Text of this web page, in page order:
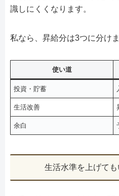
識しにくくなります。
私なら、昇給分は3つに分けま
使い道
投資・貯蓄
生活改善
余白
生活水準を上げて